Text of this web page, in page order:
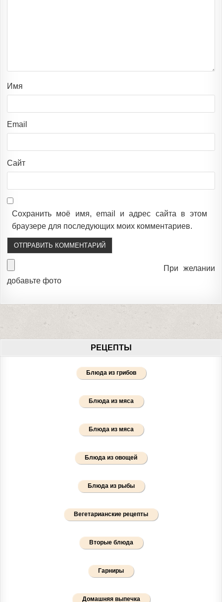
Имя
Email
Сайт
Сохранить моё имя, email и адрес сайта в этом
браузере для последующих моих комментариев.
При желании
добавьте фото
РЕЦЕПТЫ
Блюда из грибов
Блюда из мяса
Блюда из мяса
Блюда из овощей
Блюда из рыбы
Вегетарианские рецепты
Вторые блюда
Гарниры
Домашняя выпечка